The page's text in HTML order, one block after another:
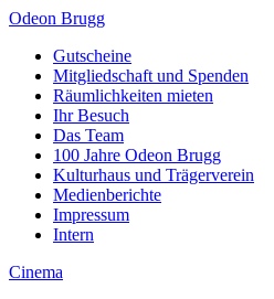
Odeon Brugg
Gutscheine
Mitgliedschaft und Spenden
Räumlichkeiten mieten
Ihr Besuch
Das Team
100 Jahre Odeon Brugg
Kulturhaus und Trägerverein
Medienberichte
Impressum
Intern
Cinema